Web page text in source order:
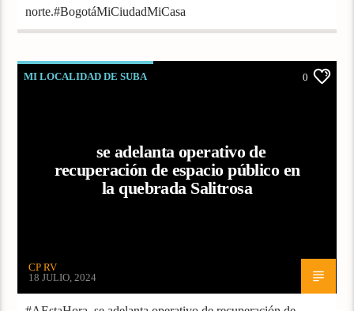
norte.#BogotáMiCiudadMiCasa
MI LOCALIDAD DE SUBA 0
se adelanta operativo de
recuperación de espacio público en
la quebrada Salitrosa
CP RV
18 JULIO, 2024